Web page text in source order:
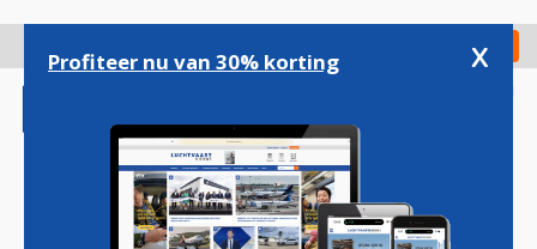
gaan
Check in
Profiteer nu van 30% korting x